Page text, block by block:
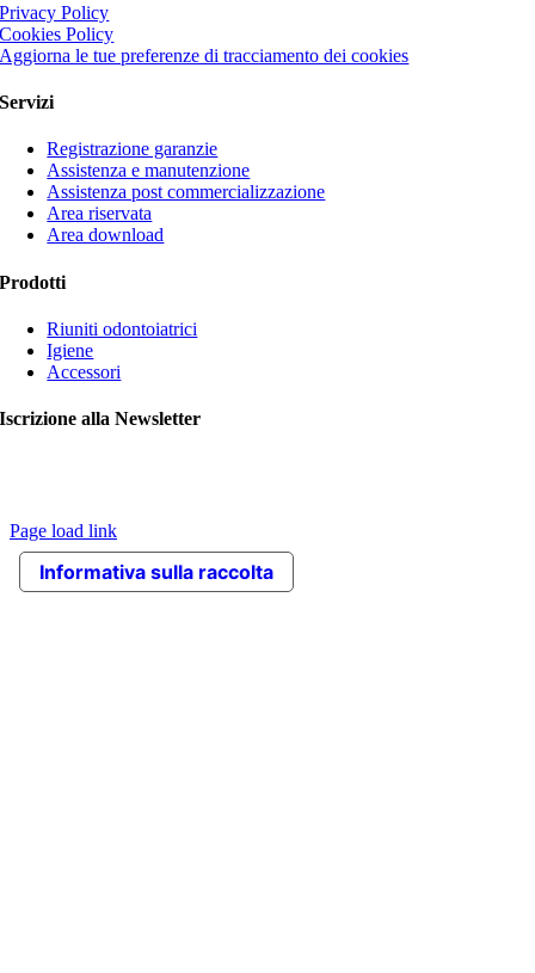
Privacy Policy
Cookies Policy
Aggiorna le tue preferenze di tracciamento dei cookies
Servizi
Registrazione garanzie
Assistenza e manutenzione
Assistenza post commercializzazione
Area riservata
Area download
Prodotti
Riuniti odontoiatrici
Igiene
Accessori
Iscrizione alla Newsletter
Page load link
Torna
cima
Informativa sulla raccolta